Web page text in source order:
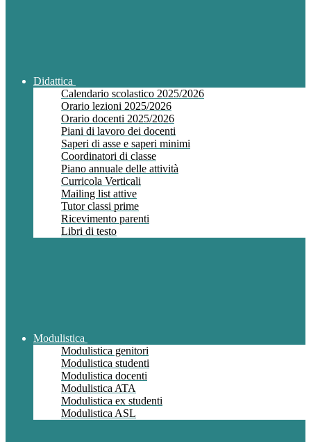
Didattica
Calendario scolastico 2025/2026
Orario lezioni 2025/2026
Orario docenti 2025/2026
Piani di lavoro dei docenti
Saperi di asse e saperi minimi
Coordinatori di classe
Piano annuale delle attività
Curricola Verticali
Mailing list attive
Tutor classi prime
Ricevimento parenti
Libri di testo
Modulistica
Modulistica genitori
Modulistica studenti
Modulistica docenti
Modulistica ATA
Modulistica ex studenti
Modulistica ASL